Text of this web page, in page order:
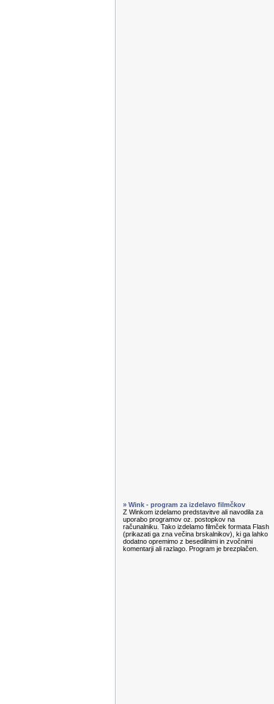
» Wink - program za izdelavo filmčkov
Z Winkom izdelamo predstavitve ali navodila za
uporabo programov oz. postopkov na
računalniku. Tako izdelamo filmček formata Flash
(prikazati ga zna večina brskalnikov), ki ga lahko
dodatno opremimo z besedilnimi in zvočnimi
komentarji ali razlago. Program je brezplačen.